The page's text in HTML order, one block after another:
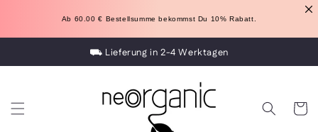
Ab 60.00 € Bestellsumme bekommst Du 10% Rabatt.
⛟ Lieferung in 2-4 Werktagen